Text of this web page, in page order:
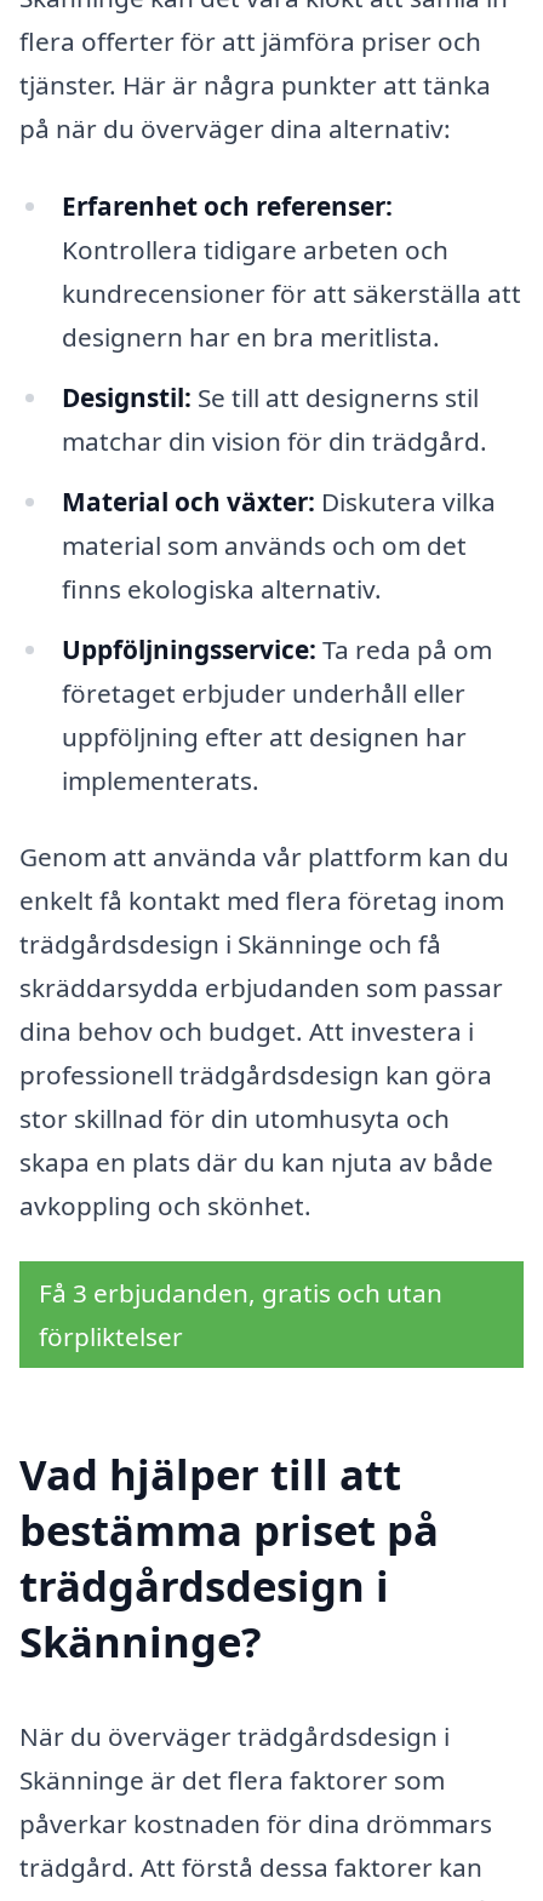
flera offerter för att jämföra priser och
tjänster. Här är några punkter att tänka
på när du överväger dina alternativ:
Erfarenhet och referenser:
Kontrollera tidigare arbeten och
kundrecensioner för att säkerställa att
designern har en bra meritlista.
Designstil: Se till att designerns stil
matchar din vision för din trädgård.
Material och växter: Diskutera vilka
material som används och om det
finns ekologiska alternativ.
Uppföljningsservice: Ta reda på om
företaget erbjuder underhåll eller
uppföljning efter att designen har
implementerats.
Genom att använda vår plattform kan du
enkelt få kontakt med flera företag inom
trädgårdsdesign i Skänninge och få
skräddarsydda erbjudanden som passar
dina behov och budget. Att investera i
professionell trädgårdsdesign kan göra
stor skillnad för din utomhusyta och
skapa en plats där du kan njuta av både
avkoppling och skönhet.
Få 3 erbjudanden, gratis och utan
förpliktelser
Vad hjälper till att
bestämma priset på
trädgårdsdesign i
Skänninge?
När du överväger trädgårdsdesign i
Skänninge är det flera faktorer som
påverkar kostnaden för dina drömmars
trädgård. Att förstå dessa faktorer kan